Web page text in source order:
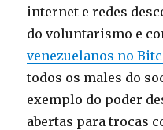
internet e redes
do voluntarismo e
venezuelanos no
todos os males do
exemplo do poder
abertas para trocas